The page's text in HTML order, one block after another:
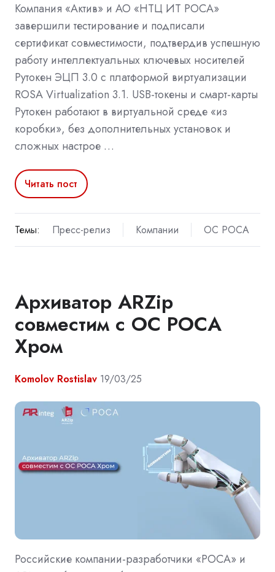
Компания «Актив» и АО «НТЦ ИТ РОСА»
завершили тестирование и подписали
сертификат совместимости, подтвердив успешную
работу интеллектуальных ключевых носителей
Рутокен ЭЦП 3.0 с платформой виртуализации
ROSA Virtualization 3.1. USB-токены и смарт-карты
Рутокен работают в виртуальной среде «из
коробки», без дополнительных установок и
сложных настрое …
Читать пост
Темы: Пресс-релиз Компании ОС РОСА
Архиватор ARZip
совместим с ОС РОСА
Хром
Komolov Rostislav 19/03/25
Российские компании-разработчики «РОСА» и